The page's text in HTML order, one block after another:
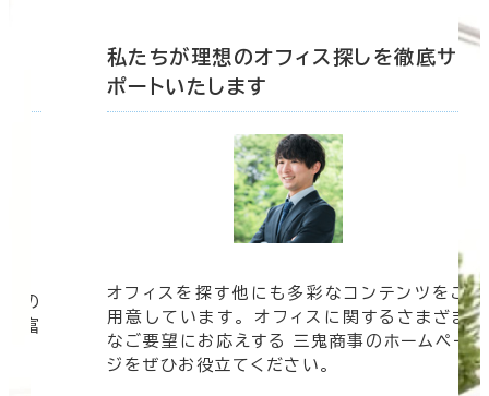
の
豊富
私たちが理想のオフィス探しを徹底サ
ポートいたします
オフィスを探す他にも多彩なコンテンツをご
用意しています。 オフィスに関するさまざま
なご要望にお応えする 三鬼商事のホームペー
ジをぜひお役立てください。